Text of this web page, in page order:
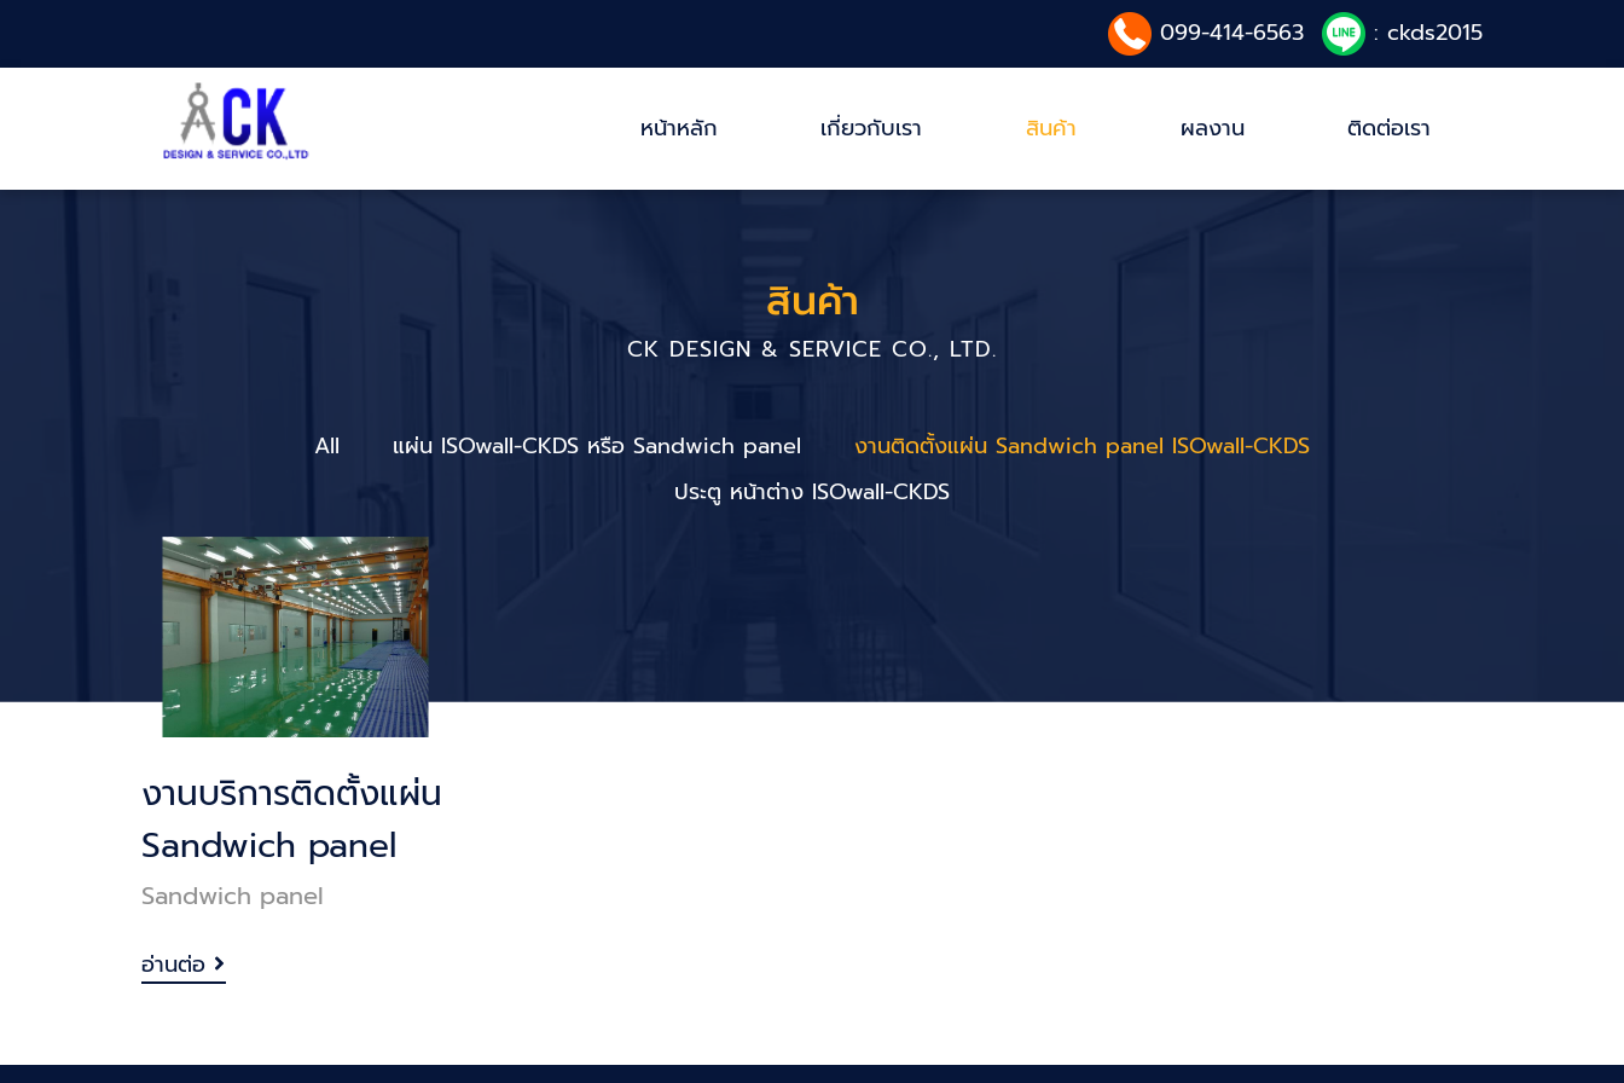
099-414-6563 : ckds2015
หน้าหลัก เกี่ยวกับเรา สินค้า ผลงาน ติดต่อเรา
สินค้า
CK DESIGN & SERVICE CO., LTD.
All แผ่น ISOwall-CKDS หรือ Sandwich panel
งานติดตั้งแผ่น Sandwich panel ISOwall-CKDS
ประตู หน้าต่าง ISOwall-CKDS
งานบริการติดตั้งแผ่น
Sandwich panel
Sandwich panel
อ่านต่อ